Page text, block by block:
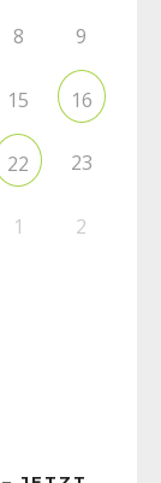
8 9
15 16
22 23
1 2